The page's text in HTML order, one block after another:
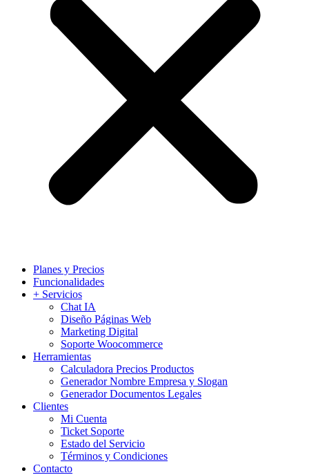
Planes y Precios
Funcionalidades
+ Servicios
Chat IA
Diseño Páginas Web
Marketing Digital
Soporte Woocommerce
Herramientas
Calculadora Precios Productos
Generador Nombre Empresa y Slogan
Generador Documentos Legales
Clientes
Mi Cuenta
Ticket Soporte
Estado del Servicio
Términos y Condiciones
Contacto